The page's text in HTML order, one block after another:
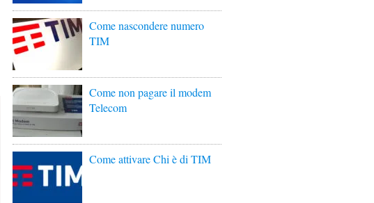
Come nascondere numero
TIM
Come non pagare il modem
Telecom
Come attivare Chi è di TIM